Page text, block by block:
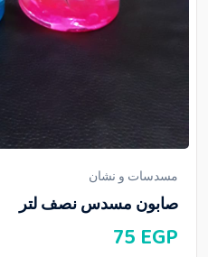
مسدسات و نشان
صابون مسدس نصف لتر
75 EGP